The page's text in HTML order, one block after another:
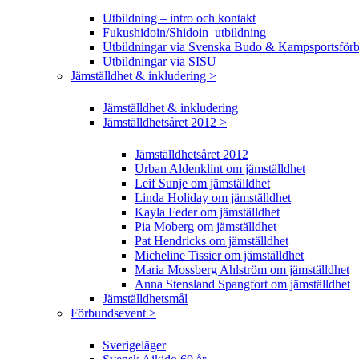
Utbildning – intro och kontakt
Fukushidoin/Shidoin–utbildning
Utbildningar via Svenska Budo &
Utbildningar via SISU
Jämställdhet & inkludering >
Jämställdhet & inkludering
Jämställdhetsåret 2012 >
Jämställdhetsåret 2012
Urban Aldenklint om jämställdhet
Leif Sunje om jämställdhet
Linda Holiday om jämställdhet
Kayla Feder om jämställdhet
Pia Moberg om jämställdhet
Pat Hendricks om jämställdhet
Micheline Tissier om jämställdhet
Maria Mossberg Ahlström om jämställdhet
Anna Stensland Spangfort om jämställdhet
Jämställdhetsmål
Förbundsevent >
Sverigeläger